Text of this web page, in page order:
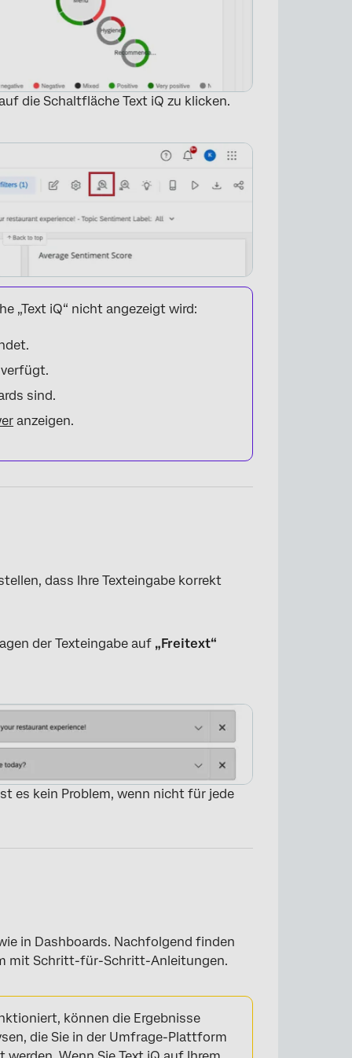
×
die Schaltfläche Text iQ zu klicken.
„Text iQ“ nicht angezeigt wird:
sind.
anzeigen.
dass Ihre Texteingabe korrekt
der Texteingabe auf „Freitext“
es kein Problem, wenn nicht für jede
in Dashboards. Nachfolgend finden
mit Schritt-für-Schritt-Anleitungen.
können die Ergebnisse
die Sie in der Umfrage-Plattform